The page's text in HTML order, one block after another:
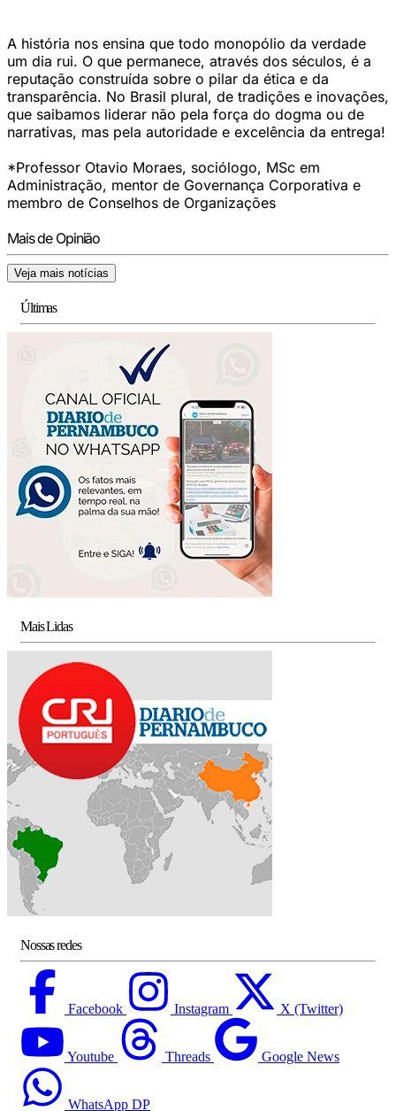
A história nos ensina que todo monopólio da verdade
um dia rui. O que permanece, através dos séculos, é a
reputação construída sobre o pilar da ética e da
transparência. No Brasil plural, de tradições e inovações,
que saibamos liderar não pela força do dogma ou de
narrativas, mas pela autoridade e excelência da entrega!
*Professor Otavio Moraes, sociólogo, MSc em
Administração, mentor de Governança Corporativa e
membro de Conselhos de Organizações
Mais de Opinião
Veja mais notícias
Últimas
Mais Lidas
Nossas redes
Facebook Instagram X (Twitter)
Youtube Threads Google News
WhatsApp DP